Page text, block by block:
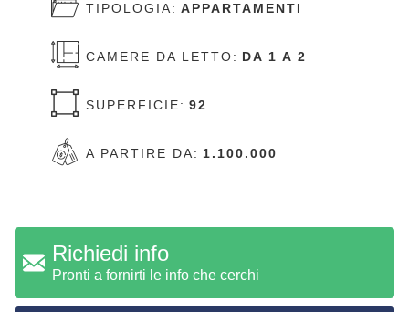
TIPOLOGIA: APPARTAMENTI
CAMERE DA LETTO: DA 1 A 2
SUPERFICIE: 92
A PARTIRE DA: 1.100.000
Richiedi info
Pronti a fornirti le info che cerchi